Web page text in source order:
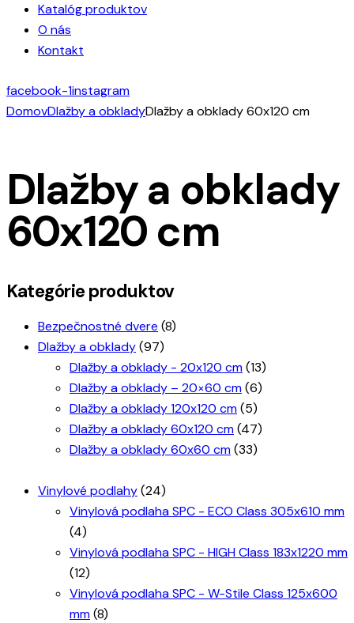
Katalóg produktov
O nás
Kontakt
facebook-1instagram
DomovDlažby a obkladyDlažby a obklady 60x120 cm
Dlažby a obklady
60x120 cm
Kategórie produktov
Bezpečnostné dvere (8)
Dlažby a obklady(97)
Dlažby a obklady - 20x120 cm(13)
Dlažby a obklady – 20×60 cm(6)
Dlažby a obklady 120x120 cm(5)
Dlažby a obklady 60x120 cm(47)
Dlažby a obklady 60x60 cm(33)
Vinylové podlahy(24)
Vinylová podlaha SPC - ECO Class 305x610 mm
(4)
Vinylová podlaha SPC - HIGH Class 183x1220 mm
(12)
Vinylová podlaha SPC - W-Stile Class 125x600
mm(8)